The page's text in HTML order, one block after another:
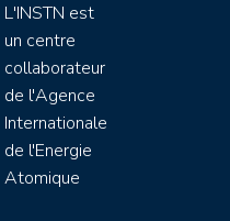
L'INSTN est
un centre
collaborateur
de l'Agence
Internationale
de l'Energie
Atomique